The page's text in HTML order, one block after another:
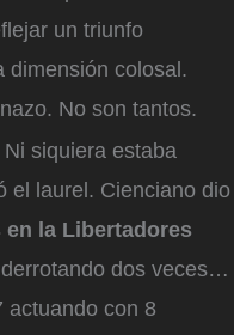
un triunfo
dimensión colosal.
No son tantos.
siquiera estaba
el laurel. Cienciano dio
en la Libertadores
dos veces…
actuando con 8